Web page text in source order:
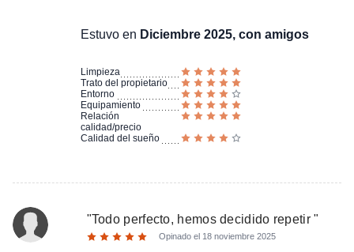
Estuvo en Diciembre 2025, con amigos
Limpieza
Trato del propietario
Entorno
Equipamiento
Relación
calidad/precio
Calidad del sueño
"Todo perfecto, hemos decidido repetir"
Opinado el 18 noviembre 2025